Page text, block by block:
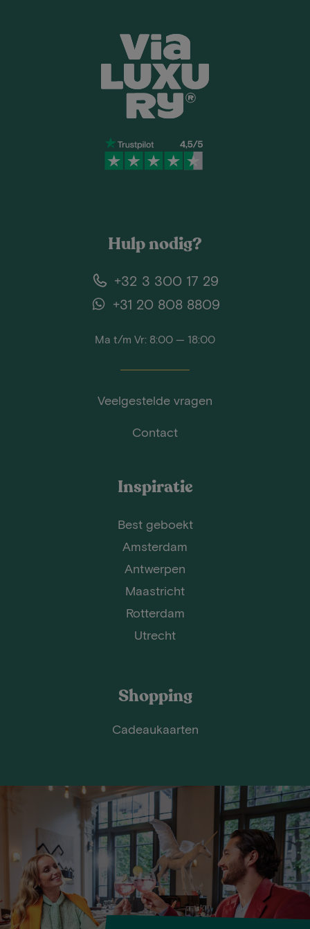
Hulp nodig?
+32 3 300 17 29
+31 20 808 8809
Ma t/m Vr: 8:00 — 18:00
Veelgestelde vragen
Contact
Inspiratie
Best geboekt
Amsterdam
Antwerpen
Maastricht
Rotterdam
Utrecht
Shopping
Cadeaukaarten